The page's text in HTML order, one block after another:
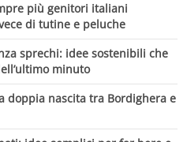
più genitori italiani
di tutine e peluche
sprechi: idee sostenibili che
minuto
doppia nascita tra Bordighera e